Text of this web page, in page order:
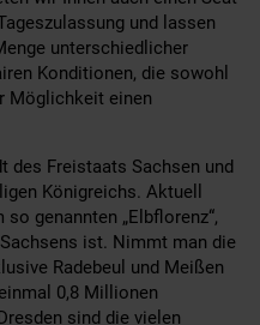
und lassen
unterschiedlicher
Konditionen, die sowohl
Möglichkeit einen
des Freistaats Sachsen und
Königreichs. Aktuell
genannten „Elbflorenz“,
ist. Nimmt man die
Radebeul und Meißen
0,8 Millionen
sind die vielen